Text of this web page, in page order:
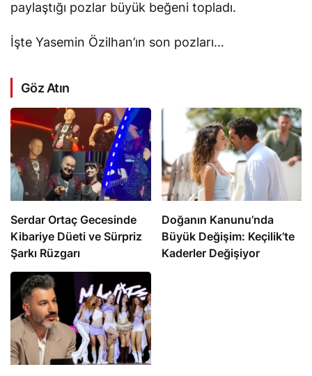
paylaştığı pozlar büyük beğeni topladı.
İşte Yasemin Özilhan’ın son pozları…
Göz Atın
Serdar Ortaç Gecesinde
Kibariye Düeti ve Sürpriz
Şarkı Rüzgarı
Doğanın Kanunu’nda
Büyük Değişim: Keçilik’te
Kaderler Değişiyor